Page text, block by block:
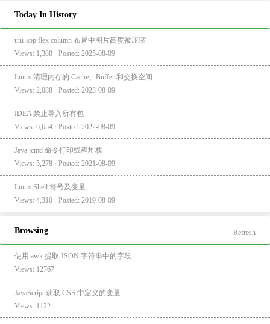
Today In History
uni-app flex column 布局中图片高度被压缩
Views: 1,388 · Posted: 2025-08-09
Linux 清理内存的 Cache、Buffer 和交换空间
Views: 2,088 · Posted: 2023-08-09
IDEA 禁止导入所有包
Views: 6,654 · Posted: 2022-08-09
Java jcmd 命令打印线程堆栈
Views: 5,278 · Posted: 2021-08-09
Linux Shell 符号及变量
Views: 4,310 · Posted: 2019-08-09
Browsing Refresh
使用 awk 提取 JSON 字符串中的字段
Views: 12767
JavaScript 获取 CSS 中定义的变量
Views: 1122